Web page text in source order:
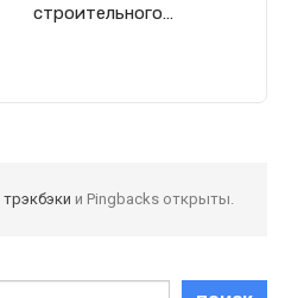
строительного…
трэкбэки и Pingbacks открыты.